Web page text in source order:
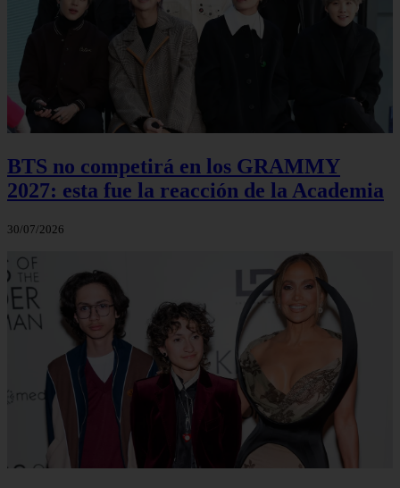
BTS no competirá en los GRAMMY
2027: esta fue la reacción de la Academia
30/07/2026